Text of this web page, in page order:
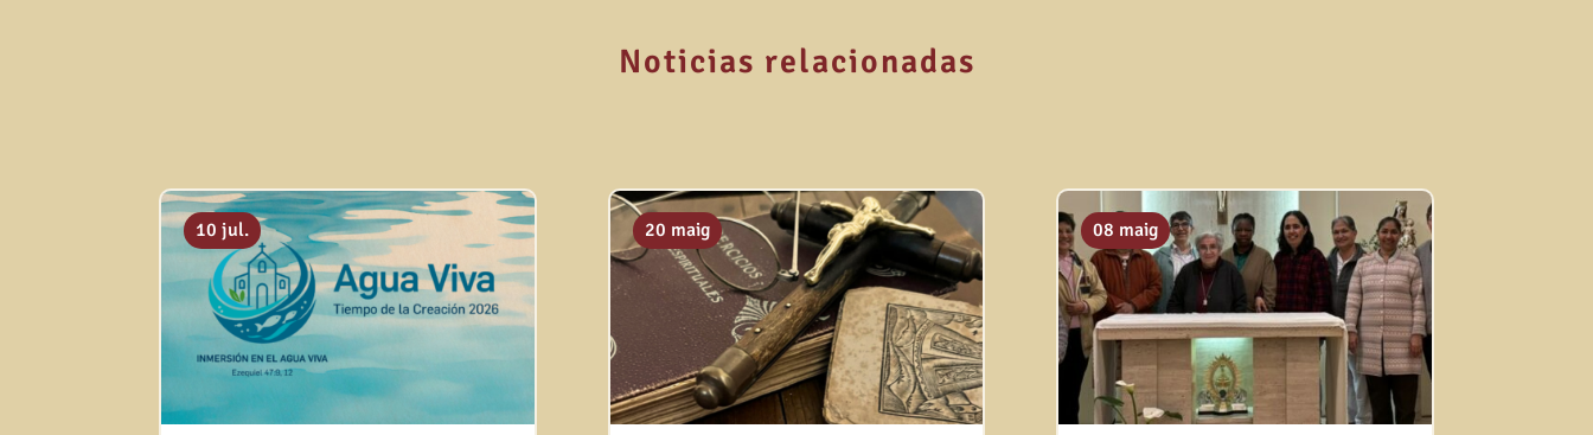
Noticias relacionadas
10 jul. 20 maig 08 maig